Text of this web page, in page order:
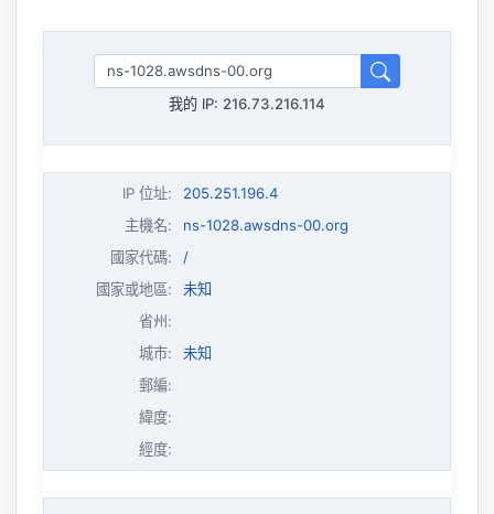
我的 IP: 216.73.216.114
IP 位址:
205.251.196.4
主機名:
ns-1028.awsdns-00.org
國家代碼:
/
國家或地區:
未知
省州:
城市:
未知
郵編:
緯度:
經度: